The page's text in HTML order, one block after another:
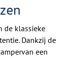
de klassieke
Dankzij de
een